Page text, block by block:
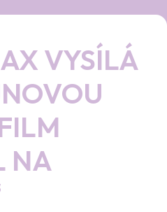
VYSÍLÁ
NA